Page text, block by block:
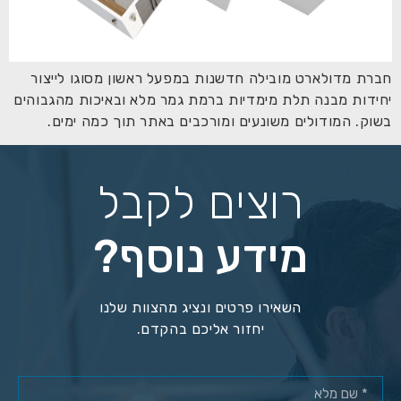
חברת מדולארט מובילה חדשנות במפעל ראשון מסוגו לייצור
יחידות מבנה תלת מימדיות ברמת גמר מלא ובאיכות מהגבוהים
בשוק. המודולים משונעים ומורכבים באתר תוך כמה ימים.
רוצים לקבל
מידע נוסף?
השאירו פרטים ונציג מהצוות שלנו
יחזור אליכם בהקדם.